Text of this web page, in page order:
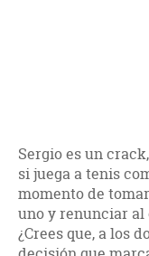
Sergio es un
si juega a tenis
momento de
uno y renunciar al
¿Crees que, a los